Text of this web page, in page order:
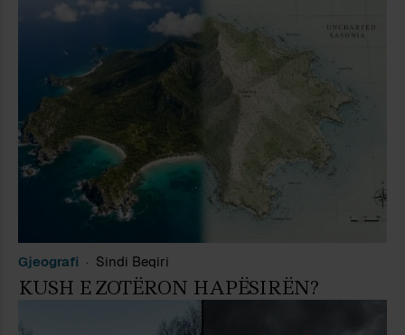
Gjeografi Sindi Beqiri
KUSH E ZOTËRON HAPËSIRËN?